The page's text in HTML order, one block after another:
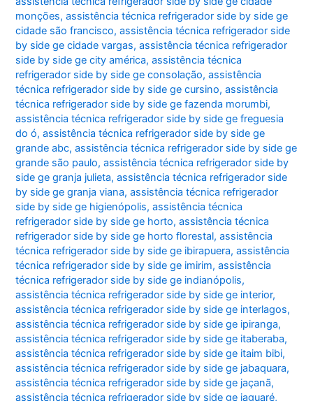
monções,assistência técnica refrigerador side by side ge
cidade são francisco,assistência técnica refrigerador side
by side ge cidade vargas,assistência técnica refrigerador
side by side ge city américa,assistência técnica
refrigerador side by side ge consolação,assistência
técnica refrigerador side by side ge cursino,assistência
técnica refrigerador side by side ge fazenda morumbi,
assistência técnica refrigerador side by side ge freguesia
do ó,assistência técnica refrigerador side by side ge
grande abc,assistência técnica refrigerador side by side ge
grande são paulo,assistência técnica refrigerador side by
side ge granja julieta,assistência técnica refrigerador side
by side ge granja viana,assistência técnica refrigerador
side by side ge higienópolis,assistência técnica
refrigerador side by side ge horto,assistência técnica
refrigerador side by side ge horto florestal,assistência
técnica refrigerador side by side ge ibirapuera,assistência
técnica refrigerador side by side ge imirim,assistência
técnica refrigerador side by side ge indianópolis,
assistência técnica refrigerador side by side ge interior,
assistência técnica refrigerador side by side ge interlagos,
assistência técnica refrigerador side by side ge ipiranga,
assistência técnica refrigerador side by side ge itaberaba,
assistência técnica refrigerador side by side ge itaim bibi,
assistência técnica refrigerador side by side ge jabaquara,
assistência técnica refrigerador side by side ge jaçanã,
assistência técnica refrigerador side by side ge jaguaré,